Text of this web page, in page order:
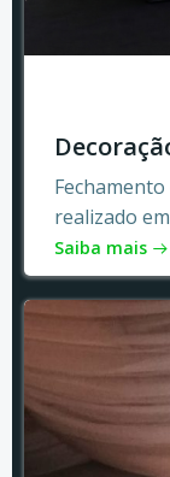
realizado
Saiba mais